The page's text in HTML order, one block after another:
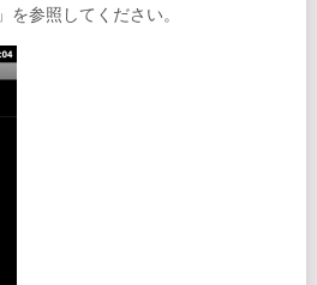
」を参照してください。